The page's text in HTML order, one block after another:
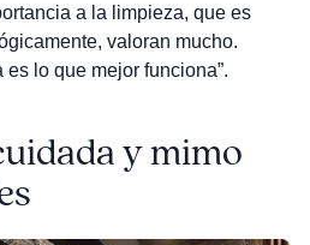
a la limpieza, que es
valoran mucho.
lo que mejor funciona”.
y mimo